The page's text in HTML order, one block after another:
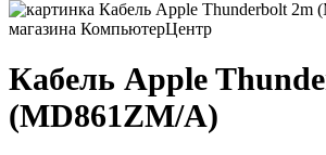
Кабель Apple
(MD861ZM/A)